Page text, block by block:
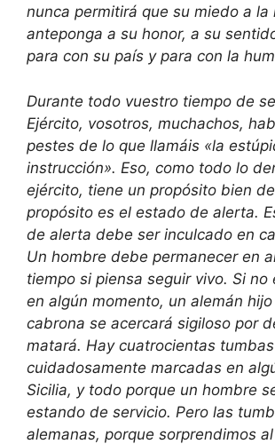
nunca permitirá que su miedo a la
anteponga a su honor, a su
para con su país y para con la
Durante todo vuestro tiempo de
Ejército, vosotros, muchachos,
pestes de lo que llamáis «la
instrucción». Eso, como todo lo
ejército, tiene un propósito bien
propósito es el estado de alerta.
de alerta debe ser inculcado en
Un hombre debe permanecer en
tiempo si piensa seguir vivo. Si no
en algún momento, un alemán
cabrona se acercará sigiloso por
matará. Hay cuatrocientas tumbas
cuidadosamente marcadas en
Sicilia, y todo porque un hombre
estando de servicio. Pero las
alemanas, porque sorprendimos